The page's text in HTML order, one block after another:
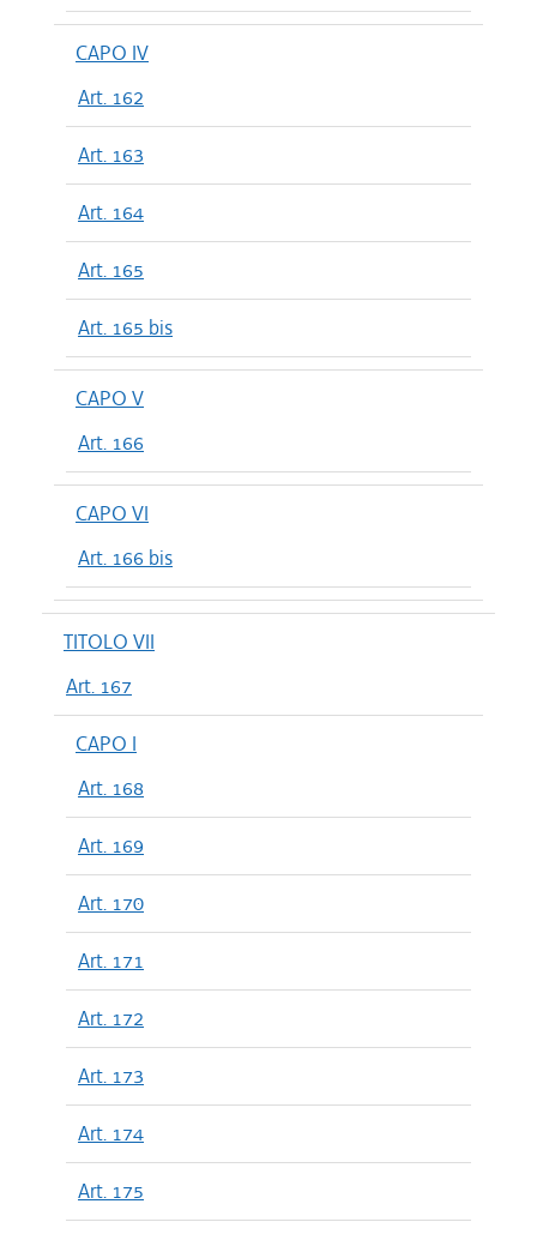
CAPO IV
Art. 162
Art. 163
Art. 164
Art. 165
Art. 165 bis
CAPO V
Art. 166
CAPO VI
Art. 166 bis
TITOLO VII
Art. 167
CAPO I
Art. 168
Art. 169
Art. 170
Art. 171
Art. 172
Art. 173
Art. 174
Art. 175